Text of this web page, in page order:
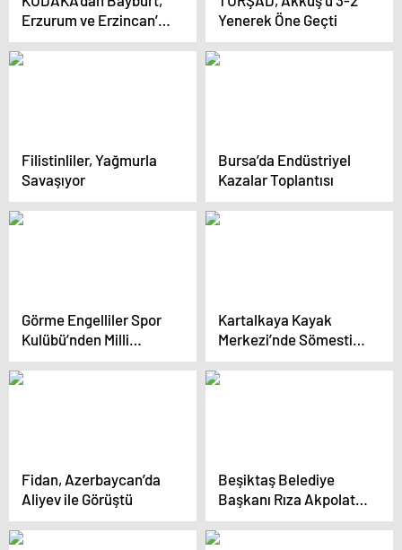
Erzurum ve Erzincan’a
8 Proje Desteği
Yenerek Öne Geçti
Filistinliler, Yağmurla
Savaşıyor
Bursa’da Endüstriyel
Kazalar Toplantısı
Görme Engelliler Spor
Kulübü’nden Milli
Mücadele Ziyareti
Kartalkaya Kayak
Merkezi’nde Sömestir
Tatili Yoğun Geçiyor
Fidan, Azerbaycan’da
Aliyev ile Görüştü
Beşiktaş Belediye
Başkanı Rıza Akpolat,
Usulsüzlük İddialarını
Reddetti